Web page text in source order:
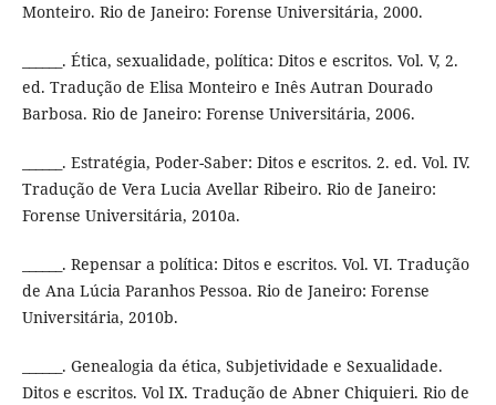
Monteiro. Rio de Janeiro: Forense Universitária, 2000.
______. Ética, sexualidade, política: Ditos e escritos. Vol. V, 2.
ed. Tradução de Elisa Monteiro e Inês Autran Dourado
Barbosa. Rio de Janeiro: Forense Universitária, 2006.
______. Estratégia, Poder-Saber: Ditos e escritos. 2. ed. Vol. IV.
Tradução de Vera Lucia Avellar Ribeiro. Rio de Janeiro:
Forense Universitária, 2010a.
______. Repensar a política: Ditos e escritos. Vol. VI. Tradução
de Ana Lúcia Paranhos Pessoa. Rio de Janeiro: Forense
Universitária, 2010b.
______. Genealogia da ética, Subjetividade e Sexualidade.
Ditos e escritos. Vol IX. Tradução de Abner Chiquieri. Rio de